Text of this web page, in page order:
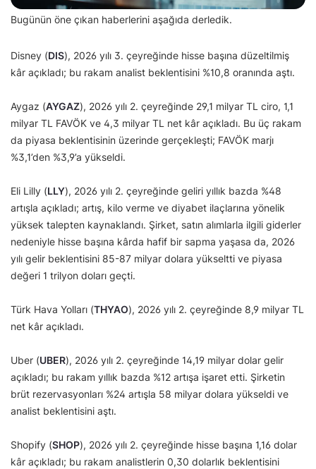
Bugünün öne çıkan haberlerini aşağıda derledik.
Disney (DIS), 2026 yılı 3. çeyreğinde hisse başına düzeltilmiş
kâr açıkladı; bu rakam analist beklentisini %10,8 oranında aştı.
Aygaz (AYGAZ), 2026 yılı 2. çeyreğinde 29,1 milyar TL ciro, 1,1
milyar TL FAVÖK ve 4,3 milyar TL net kâr açıkladı. Bu üç rakam
da piyasa beklentisinin üzerinde gerçekleşti; FAVÖK marjı
%3,1’den %3,9’a yükseldi.
Eli Lilly (LLY), 2026 yılı 2. çeyreğinde geliri yıllık bazda %48
artışla açıkladı; artış, kilo verme ve diyabet ilaçlarına yönelik
yüksek talepten kaynaklandı. Şirket, satın alımlarla ilgili giderler
nedeniyle hisse başına kârda hafif bir sapma yaşasa da, 2026
yılı gelir beklentisini 85-87 milyar dolara yükseltti ve piyasa
değeri 1 trilyon doları geçti.
Türk Hava Yolları (THYAO), 2026 yılı 2. çeyreğinde 8,9 milyar TL
net kâr açıkladı.
Uber (UBER), 2026 yılı 2. çeyreğinde 14,19 milyar dolar gelir
açıkladı; bu rakam yıllık bazda %12 artışa işaret etti. Şirketin
brüt rezervasyonları %24 artışla 58 milyar dolara yükseldi ve
analist beklentisini aştı.
Shopify (SHOP), 2026 yılı 2. çeyreğinde hisse başına 1,16 dolar
kâr açıkladı; bu rakam analistlerin 0,30 dolarlık beklentisini